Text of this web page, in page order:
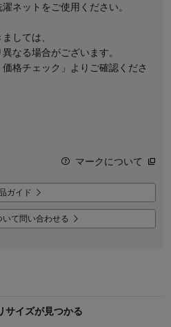
ネットをご使用ください。
しては、
なる場合がございます。
格チェック」よりご確認くださ
マークについて
ガイド
いて問い合わせる
サイズが見つかる